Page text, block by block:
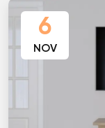
6
NOV